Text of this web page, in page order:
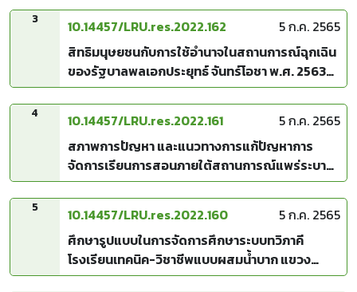
3 10.14457/LRU.res.2022.162
5 ก.ค. 2565
สิทธิมนุษยชนกับการใช้อำนาจในสถานการณ์ฉุกเฉิน
ของรัฐบาลพลเอกประยุทธ์ จันทร์โอชา พ.ศ. 2563
ศึกษากรณีเรื่อง Covid-19 ของประชาชนในตำบล
กันจุ อำเภอบึงสามพัน จังหวัดเพชรบูรณ์
4 10.14457/LRU.res.2022.161
5 ก.ค. 2565
สภาพการปัญหา และแนวทางการแก้ปัญหาการ
จัดการเรียนการสอนภายใต้สถานการณ์แพร่ระบาด
ของไวรัส (COVID-19) โรงเรียนเทคนิควิชาชีพแบบ
ผสมน้ำบาก แขวงหลวงพระบาง สปป.ลาว
5 10.14457/LRU.res.2022.160
5 ก.ค. 2565
ศึกษารูปแบบในการจัดการศึกษาระบบทวิภาคี
โรงเรียนเทคนิค-วิชาชีพแบบผสมน้ำบาก แขวง
หลวงพระบาง สปป.ลาว